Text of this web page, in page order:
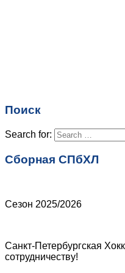
Поиск
Search for:
Сборная СПбХЛ
Сезон 2025/2026
Санкт-Петербургская
сотрудничеству!